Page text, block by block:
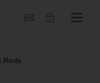
Mode